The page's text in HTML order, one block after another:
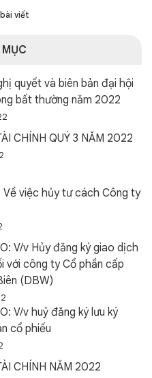
viết
quyết và biên bản đại hội
bất thường năm 2022
CHÍNH QUÝ 3 NĂM 2022
Về việc hủy tư cách Công ty
V/v Hủy đăng ký giao dịch
với công ty Cổ phần cấp
(DBW)
V/v huỷ đăng ký lưu ký
cổ phiếu
CHÍNH NĂM 2022